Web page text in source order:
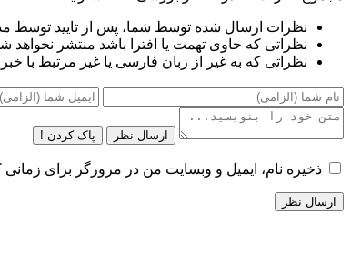
نظرات ارسال شده توسط شما، پس از تایید توسط
نظراتی که حاوی تهمت یا افترا باشد منتشر نخواهد
نظراتی که به غیر از زبان فارسی یا غیر مرتبط با
ارسال نظر پاک کردن !
ذخیره نام، ایمیل و وبسایت من در مرورگر برای